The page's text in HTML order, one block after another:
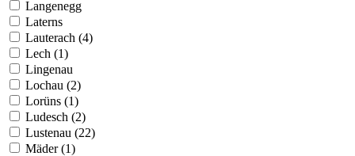
Langenegg
Laterns
Lauterach (4)
Lech (1)
Lingenau
Lochau (2)
Lorüns (1)
Ludesch (2)
Lustenau (22)
Mäder (1)